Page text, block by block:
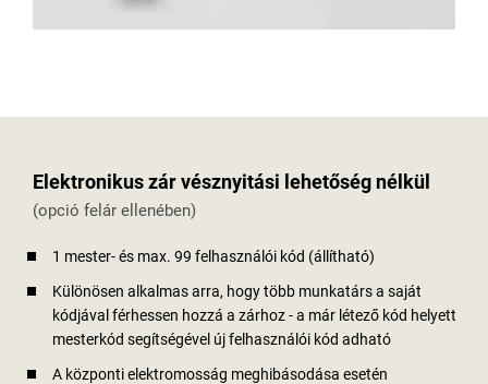
Elektronikus zár vésznyitási lehetőség nélkül
(opció felár ellenében)
1 mester- és max. 99 felhasználói kód (állítható)
Különösen alkalmas arra, hogy több munkatárs a saját
kódjával férhessen hozzá a zárhoz - a már létező kód helyett
mesterkód segítségével új felhasználói kód adható
A központi elektromosság meghibásodása esetén